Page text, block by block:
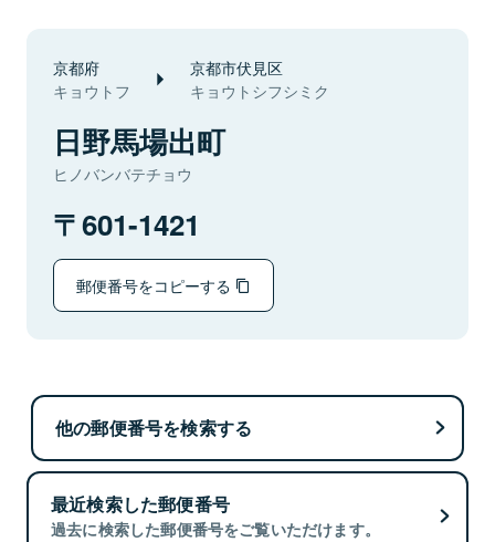
京都府
キョウトフ
京都市伏見区
キョウトシフシミク
日野馬場出町
ヒノバンバテチョウ
601-1421
郵便番号をコピーする
他の郵便番号を検索する
最近検索した郵便番号
過去に検索した郵便番号をご覧いただけます。